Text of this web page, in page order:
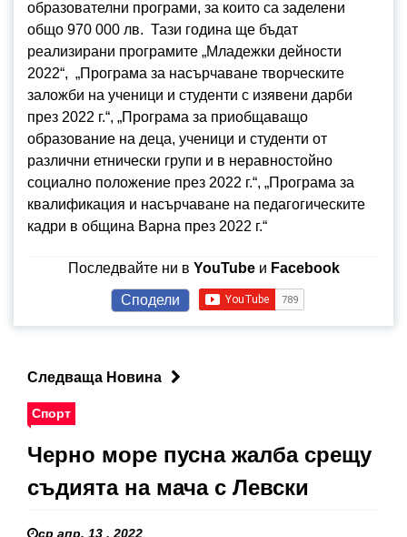
образователни програми, за които са заделени
общо 970 000 лв. Тази година ще бъдат
реализирани програмите „Младежки дейности
2022“, „Програма за насърчаване творческите
заложби на ученици и студенти с изявени дарби
през 2022 г.“, „Програма за приобщаващо
образование на деца, ученици и студенти от
различни етнически групи и в неравностойно
социално положение през 2022 г.“, „Програма за
квалификация и насърчаване на педагогическите
кадри в община Варна през 2022 г.“
Последвайте ни в YouTubeи Facebook
Сподели
Следваща Новина
Спорт
Черно море пусна жалба срещу
съдията на мача с Левски
ср апр. 13 , 2022